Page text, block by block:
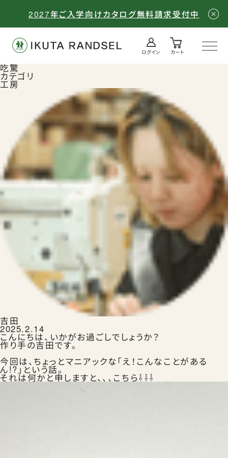
2027年ご入学向けカタログ無料請求受付中
ログイン カート
ランドセルを注文する
生田ランドセルのこと
吃驚
カテゴリ
工房
吉田
2025.2.14
こんにちは、いかがお過ごしでしょうか？
作り手の吉田です。
今回は、ちょっとマニアックな「え！こんなことがある
ん!?」という話。
それは何かと申しますと、、、こちら⇩⇩⇩